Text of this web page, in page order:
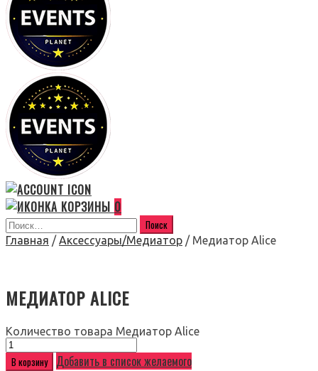
0
Главная / Аксессуары/Медиатор / Медиатор Alice
МЕДИАТОР ALICE
Количество товара Медиатор Alice
В корзину Добавить в список желаемого